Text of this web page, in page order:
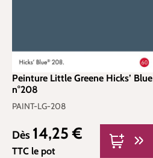
Peinture Little Greene Hicks’ Blue
n°208
PAINT-LG-208
Prix régulier :
Dès 14,25 €
TTC le pot